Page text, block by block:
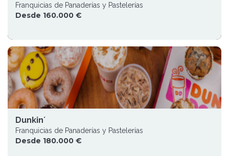
Franquicias de Panaderías y Pastelerías
Desde 160.000 €
Dunkin´
Franquicias de Panaderías y Pastelerías
Desde 180.000 €